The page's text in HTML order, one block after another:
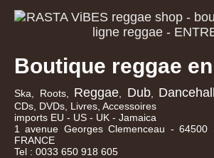
Boutique reggae
Ska, Roots, Reggae Dub, Dancehall
CDs, DVDs, Livres, Accessoires
imports EU - US - UK - Jamaica
1 avenue Georges Clemenceau - 64500
FRANCE
Tel : 0033 650 918 605